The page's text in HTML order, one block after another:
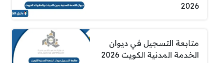
2026
متابعة التسجيل في ديوان
الخدمة المدنية الكويت 2026